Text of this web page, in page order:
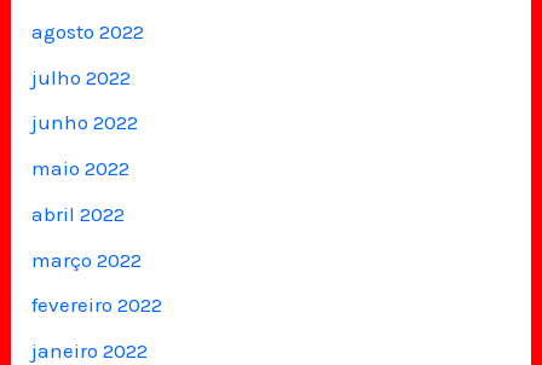
agosto 2022
julho 2022
junho 2022
maio 2022
abril 2022
março 2022
fevereiro 2022
janeiro 2022